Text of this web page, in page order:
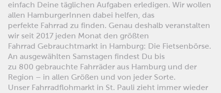
einfach Deine täglichen Aufgaben erledigen. Wir wollen
allen HamburgerInnen dabei helfen, das
perfekte Fahrrad zu finden. Genau deshalb veranstalten
wir seit 2017 jeden Monat den größten
Fahrrad Gebrauchtmarkt in Hamburg: Die Fietsenbörse.
An ausgewählten Samstagen findest Du bis
zu 800 gebrauchte Fahrräder aus Hamburg und der
Region – in allen Größen und von jeder Sorte.
Unser Fahrradflohmarkt in St. Pauli zieht immer wieder